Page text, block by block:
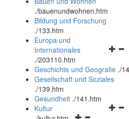
./bauenundwohnen.htm
Bildung und Forschung
./133.htm
und
Europa und
Internationales
./203110.htm
Geschichte und Geografie ./
Gesellschaft und Soziales
./139.htm
Gesundheit ./141.htm
Navigationsmenü
Kultur